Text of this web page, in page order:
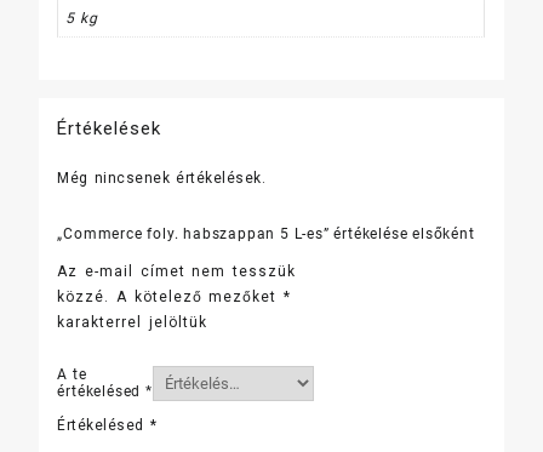
5 kg
Értékelések
Még nincsenek értékelések.
„Commerce foly. habszappan 5 L-es” értékelése elsőként
Az e-mail címet nem tesszük
közzé.
A kötelező mezőket *
karakterrel jelöltük
A te
értékelésed*
Értékelésed *